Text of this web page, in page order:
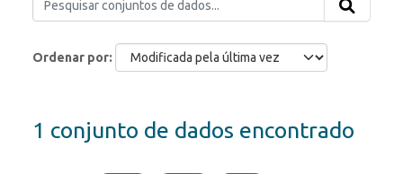
Ordenar por
1 conjunto de dados encontrado